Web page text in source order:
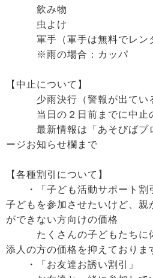
飲み物
虫よけ
軍手（軍手は無料でレンタ
※雨の場合：カッパ
【中止について】
少雨決行（警報が出ている
当日の２日前までに中止の
最新情報は「あそびばプロ
ージお知らせ欄まで
【各種割引について】
・「子ども活動サポート割
子どもを参加させたいけど、親
ができない方向けの価格
たくさんの子どもたちに体
添人の方の価格を抑えておりま
・「お友達お誘い割引」